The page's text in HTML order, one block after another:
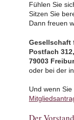
Fühlen Sie
Sitzen Sie
Dann freuen
Gesellschaft
Postfach 312,
79003
oder bei der
Und wenn